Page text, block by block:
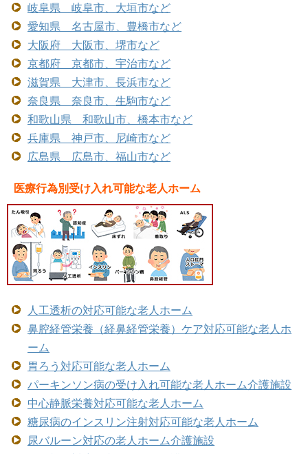
岐阜県 岐阜市、大垣市など
愛知県 名古屋市、豊橋市など
大阪府 大阪市、堺市など
京都府 京都市、宇治市など
滋賀県 大津市、長浜市など
奈良県 奈良市、生駒市など
和歌山県 和歌山市、橋本市など
兵庫県 神戸市、尼崎市など
広島県 広島市、福山市など
医療行為別受け入れ可能な老人ホーム
人工透析の対応可能な老人ホーム
鼻腔経管栄養（経鼻経管栄養）ケア対応可能な老人ホ
ーム
胃ろう対応可能な老人ホーム
パーキンソン病の受け入れ可能な老人ホーム介護施設
中心静脈栄養対応可能な老人ホーム
糖尿病のインスリン注射対応可能な老人ホーム
尿バルーン対応の老人ホーム介護施設